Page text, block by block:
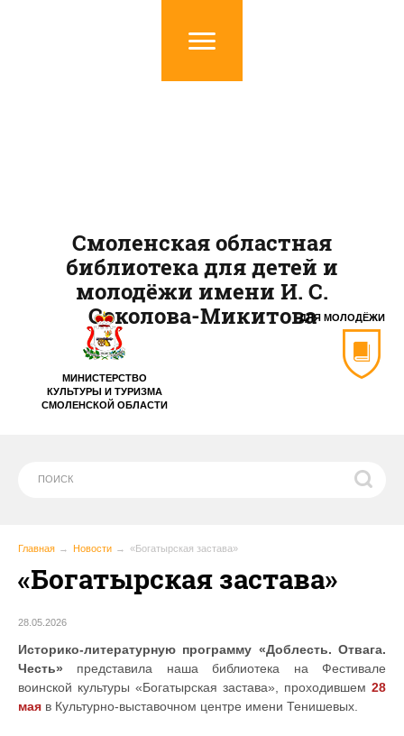
МИНИСТЕРСТВО
КУЛЬТУРЫ И ТУРИЗМА
СМОЛЕНСКОЙ ОБЛАСТИ
ДЛЯ МОЛОДЁЖИ
Смоленская областная
библиотека для детей и
молодёжи имени И. С.
Соколова-Микитова
Главная Новости «Богатырская застава»
«Богатырская застава»
28.05.2026
Историко-литературную программу «Доблесть. Отвага.
Честь» представила наша библиотека на Фестивале
воинской культуры «Богатырская застава», проходившем 28
мая в Культурно-выставочном центре имени Тенишевых.